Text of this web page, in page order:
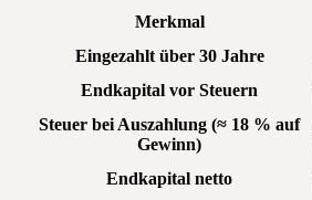
Merkmal
Eingezahlt über 30 Jahre
Endkapital vor Steuern
Steuer bei Auszahlung (≈ 18 % auf
Gewinn)
Endkapital netto